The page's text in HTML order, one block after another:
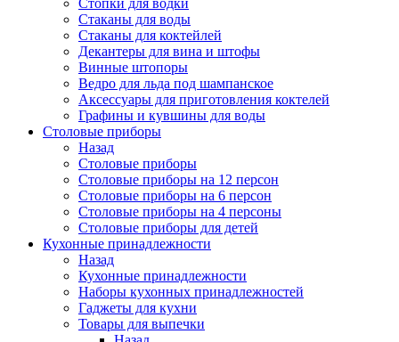
Стопки для водки
Стаканы для воды
Стаканы для коктейлей
Декантеры для вина и штофы
Винные штопоры
Ведро для льда под шампанское
Аксессуары для приготовления коктелей
Графины и кувшины для воды
Столовые приборы
Назад
Столовые приборы
Столовые приборы на 12 персон
Столовые приборы на 6 персон
Столовые приборы на 4 персоны
Столовые приборы для детей
Кухонные принадлежности
Назад
Кухонные принадлежности
Наборы кухонных принадлежностей
Гаджеты для кухни
Товары для выпечки